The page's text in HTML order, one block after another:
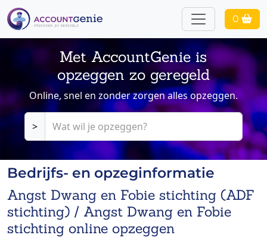
0
Met AccountGenie is
opzeggen zo geregeld
Online, snel en zonder zorgen alles opzeggen.
>
Bedrijfs- en opzeginformatie
Angst Dwang en Fobie stichting (ADF
stichting) / Angst Dwang en Fobie
stichting online opzeggen